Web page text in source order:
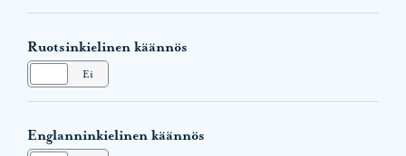
Ruotsinkielinen käännös
Ei
Englanninkielinen käännös